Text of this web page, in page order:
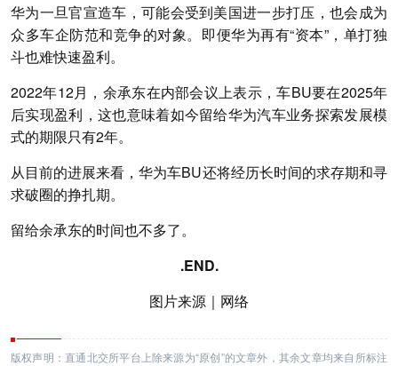
华为一旦官宣造车，可能会受到美国进一步打压，也会成为
众多车企防范和竞争的对象。即便华为再有“资本”，单打独
斗也难快速盈利。
2022年12月，余承东在内部会议上表示，车BU要在2025年
后实现盈利，这也意味着如今留给华为汽车业务探索发展模
式的期限只有2年。
从目前的进展来看，华为车BU还将经历长时间的求存期和寻
求破圈的挣扎期。
留给余承东的时间也不多了。
.END.
图片来源｜网络
版权声明：直通北交所平台上除来源为“原创”的文章外，其余文章均来自所标注